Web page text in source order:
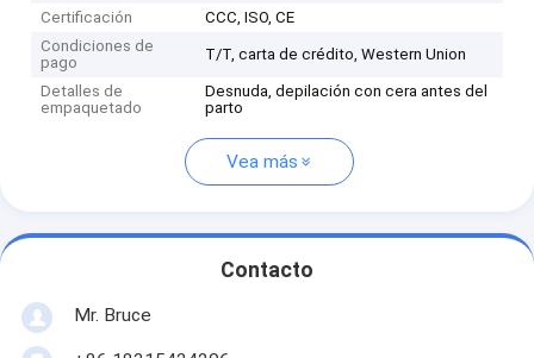
Certificación
CCC, ISO, CE
Condiciones de
pago
T/T, carta de crédito, Western Union
Detalles de
empaquetado
Desnuda, depilación con cera antes del
parto
Vea más
Contacto
Mr. Bruce